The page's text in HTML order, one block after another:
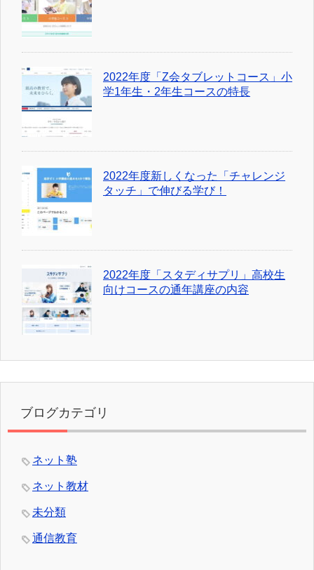
2022年度「Z会タブレットコース」小
学1年生・2年生コースの特長
2022年度新しくなった「チャレンジ
タッチ」で伸びる学び！
2022年度「スタディサプリ」高校生
向けコースの通年講座の内容
ブログカテゴリ
ネット塾
ネット教材
未分類
通信教育